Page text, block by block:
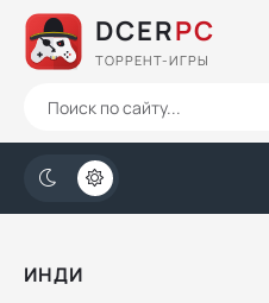
DCERPC
ТОРРЕНТ-ИГРЫ
ИНДИ